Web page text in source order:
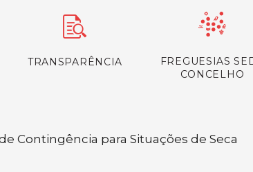
TRANSPARÊNCIA
FREGUESIAS
CONCELHO
Contingência para Situações de Seca